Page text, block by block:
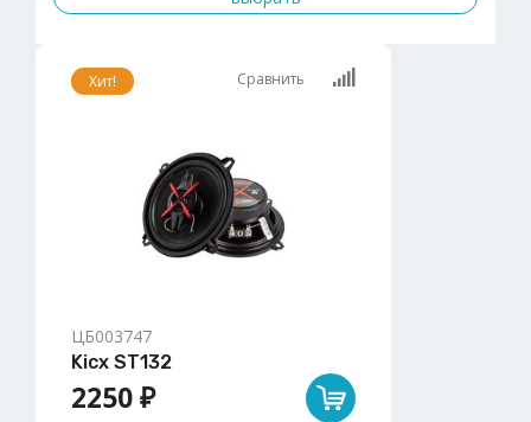
Хит! Сравнить
ЦБ003747
Kicx ST132
2250 ₽